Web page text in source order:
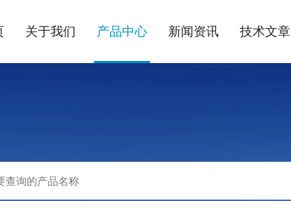
关于我们 产品中心 新闻资讯 技术文章